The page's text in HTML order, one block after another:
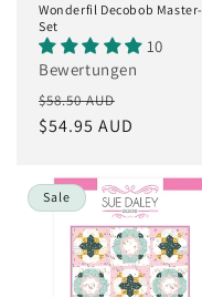
Wonderfil Decobob Master-
Set
10
Bewertungen
Normaler
Preis
$58.50 AUD
$54.95 AUD
Sale